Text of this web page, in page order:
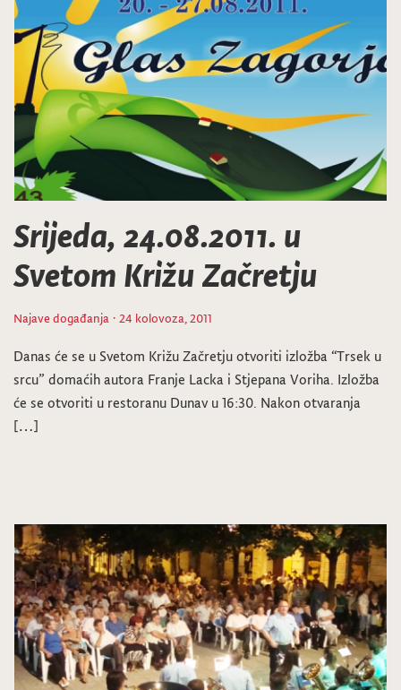
Srijeda, 24.08.2011. u
Svetom Križu Začretju
Najave događanja · 24 kolovoza, 2011
Danas će se u Svetom Križu Začretju otvoriti izložba “Trsek u
srcu” domaćih autora Franje Lacka i Stjepana Voriha. Izložba
će se otvoriti u restoranu Dunav u 16:30. Nakon otvaranja
[…]